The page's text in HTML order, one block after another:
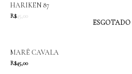
HARIKEN 87
R$45,00
ESGOTADO
MARÉ CAVALA
R$45,00